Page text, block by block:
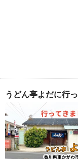
うどん亭よだに行